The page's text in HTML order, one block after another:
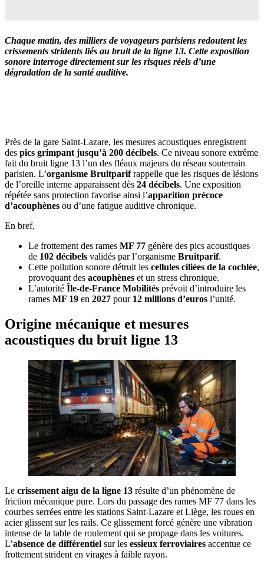
Chaque matin, des milliers de voyageurs parisiens redoutent les
crissements stridents liés au bruit de la ligne 13. Cette exposition
sonore interroge directement sur les risques réels d’une
dégradation de la santé auditive.
Près de la gare Saint-Lazare, les mesures acoustiques enregistrent
des pics grimpant jusqu’à 200 décibels. Ce niveau sonore extrême
fait du bruit ligne 13 l’un des fléaux majeurs du réseau souterrain
parisien. L’organisme Bruitparifrappelle que les risques de lésions
de l’oreille interne apparaissent dès 24 décibels. Une exposition
répétée sans protection favorise ainsi l’apparition précoce
d’acouphènes ou d’une fatigue auditive chronique.
En bref,
Le frottement des rames MF 77 génère des pics acoustiques
de 102 décibels validés par l’organisme Bruitparif.
Cette pollution sonore détruit les cellules ciliées de la cochlée,
provoquant des acouphènes et un stress chronique.
L’autorité Île-de-France Mobilités prévoit d’introduire les
rames MF 19 en 2027 pour 12 millions d’euros l’unité.
Origine mécanique et mesures
acoustiques du bruit ligne 13
Le crissement aigu de la ligne 13 résulte d’un phénomène de
friction mécanique pure. Lors du passage des rames MF 77 dans les
courbes serrées entre les stations Saint-Lazare et Liège, les roues en
acier glissent sur les rails. Ce glissement forcé génère une vibration
intense de la table de roulement qui se propage dans les voitures.
L’absence de différentiel sur les essieux ferroviaires accentue ce
frottement strident en virages à faible rayon.